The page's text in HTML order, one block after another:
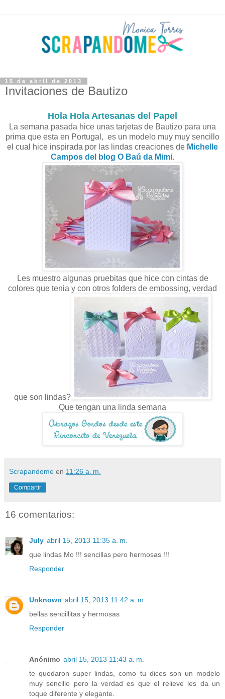
15 de abril de 2013
Invitaciones de Bautizo
Hola Hola Artesanas del Papel
La semana pasada hice unas tarjetas de Bautizo para una
prima que esta en Portugal, es un modelo muy muy sencillo
el cual hice inspirada por las lindas creaciones de Michelle
Campos del blog O Baú da Mimi.
Les muestro algunas pruebitas que hice con cintas de
colores que tenia y con otros folders de embossing, verdad
que son lindas?
Que tengan una linda semana
Scrapandome en 11:26 a. m.
Compartir
16 comentarios:
July abril 15, 2013 11:35 a. m.
que lindas Mo !!! sencillas pero hermosas !!!
Responder
Unknown abril 15, 2013 11:42 a. m.
bellas sencillitas y hermosas
Responder
Anónimo abril 15, 2013 11:43 a. m.
te quedaron super lindas, como tu dices son un modelo
muy sencillo pero la verdad es que el relieve les da un
toque diferente y elegante.